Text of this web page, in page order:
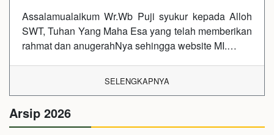
Assalamualaikum Wr.Wb Puji syukur kepada Alloh
SWT, Tuhan Yang Maha Esa yang telah memberikan
rahmat dan anugerahNya sehingga website MI.…
SELENGKAPNYA
Arsip 2026